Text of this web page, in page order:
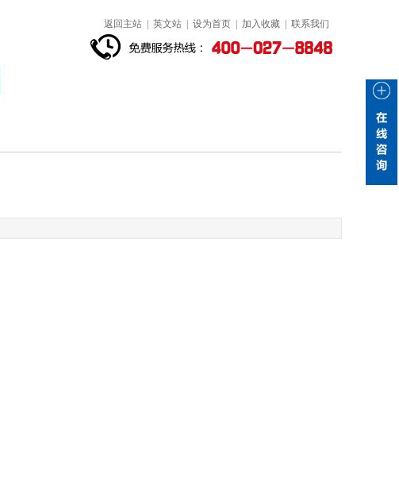
返回主站 英文站 设为首页 加入收藏 联系我们